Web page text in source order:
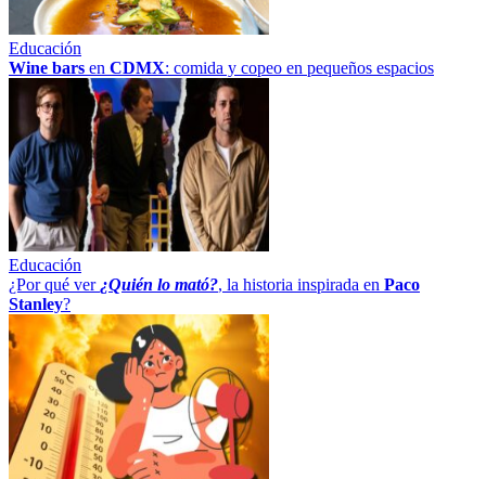
Educación
Wine bars en CDMX: comida y copeo en pequeños espacios
Educación
¿Por qué ver ¿Quién lo mató?, la historia inspirada en Paco
Stanley?